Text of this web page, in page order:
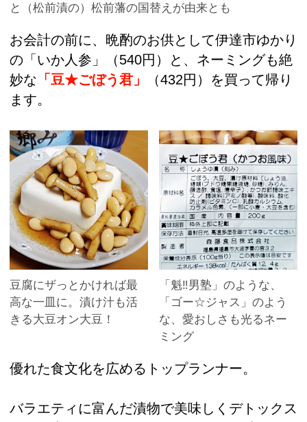
と（松前漬の）松前藩の国替えが由来とも
お会計の前に、晩酌のお供として伊達市ゆかり
の「いか人参」（540円）と、ネーミングも絶
妙な 「豆★ごぼう君」
（432円）を買って帰り
ます。
豆腐にザっとかければ最
高な一皿に。漬け汁も活
きる大豆オン大豆！
「魁‼男塾」のような、
「ゴー☆ジャス」のよう
な、愛おしさも光るネー
ミング
優れた食文化を広めるトップランナー。
バラエティに富んだ漬物で美味しくデトックス